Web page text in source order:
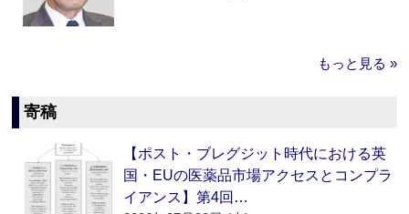
もっと見る »
寄稿
【ポスト・ブレグジット時代における英
国・EUの医薬品市場アクセスとコンプラ
イアンス】第4回…